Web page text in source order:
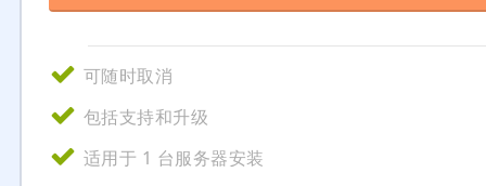
可随时取消
包括支持和升级
适用于 1 台服务器安装